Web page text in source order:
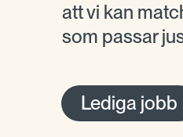
att vi kan
som passar
Lediga jobb